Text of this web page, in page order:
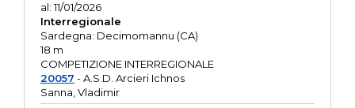
al: 11/01/2026
Interregionale
Sardegna: Decimomannu (CA)
18 m
COMPETIZIONE INTERREGIONALE
20057 - A.S.D. Arcieri Ichnos
Sanna, Vladimir